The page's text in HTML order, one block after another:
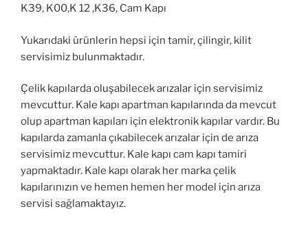
K39, K00,K 12 ,K36, Cam Kapı
Yukarıdaki ürünlerin hepsi için tamir, çilingir, kilit
servisimiz bulunmaktadır.
Çelik kapılarda oluşabilecek arızalar için servisimiz
mevcuttur. Kale kapı apartman kapılarında da mevcut
olup apartman kapıları için elektronik kapılar vardır. Bu
kapılarda zamanla çıkabilecek arızalar için de arıza
servisimiz mevcuttur. Kale kapı cam kapı tamiri
yapmaktadır. Kale kapı olarak her marka çelik
kapılarınızın ve hemen hemen her model için arıza
servisi sağlamaktayız.